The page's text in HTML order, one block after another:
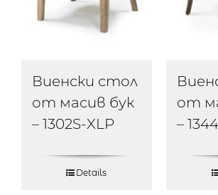
Виенски стол
от масив бук
– 1302S-XLP
Details
от
–